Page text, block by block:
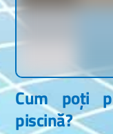
Cum poți
piscină?